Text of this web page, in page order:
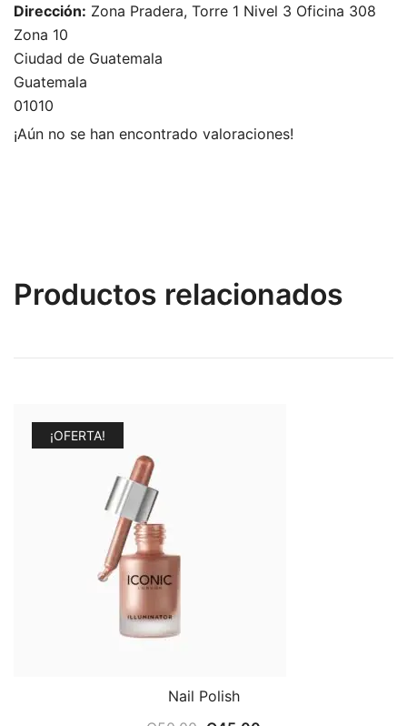
Dirección: Zona Pradera, Torre 1 Nivel 3 Oficina 308
Zona 10
Ciudad de Guatemala
Guatemala
01010
¡Aún no se han encontrado valoraciones!
Productos relacionados
¡OFERTA!
Nail Polish